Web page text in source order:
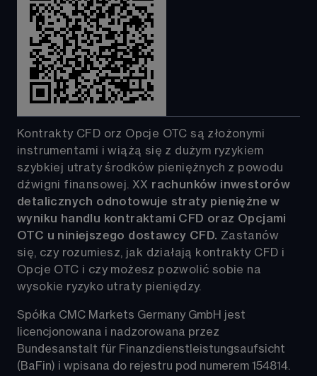
Kontrakty CFD orz Opcje OTC są złożonymi
instrumentami i wiążą się z dużym ryzykiem
szybkiej utraty środków pieniężnych z powodu
dźwigni finansowej. XX rachunków inwestorów
detalicznych odnotowuje straty pieniężne w
wyniku handlu kontraktami CFD oraz Opcjami
OTC u niniejszego dostawcy CFD. Zastanów
się, czy rozumiesz, jak działają kontrakty CFD i
Opcje OTC i czy możesz pozwolić sobie na
wysokie ryzyko utraty pieniędzy.
Spółka CMC Markets Germany GmbH jest
licencjonowana i nadzorowana przez
Bundesanstalt für Finanzdienstleistungsaufsicht
(BaFin) i wpisana do rejestru pod numerem 154814.